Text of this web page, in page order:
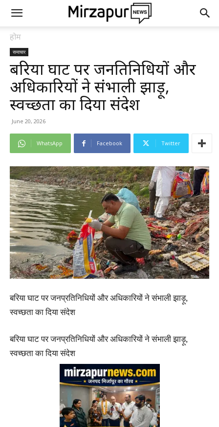
होम
समाचार
बरिया घाट पर जनप्रतिनिधियों और
अधिकारियों ने संभाली झाड़ू,
स्वच्छता का दिया संदेश
June 20, 2026
WhatsApp Facebook Twitter
बरिया घाट पर जनप्रतिनिधियों और अधिकारियों ने संभाली झाड़ू,
स्वच्छता का दिया संदेश
बरिया घाट पर जनप्रतिनिधियों और अधिकारियों ने संभाली झाड़ू,
स्वच्छता का दिया संदेश